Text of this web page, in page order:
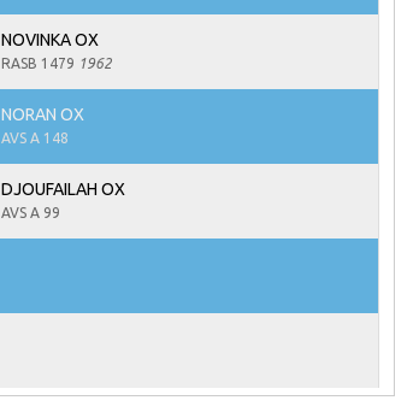
NOVINKA OX
RASB 1479 1962
NORAN OX
AVS A 148
DJOUFAILAH OX
AVS A 99